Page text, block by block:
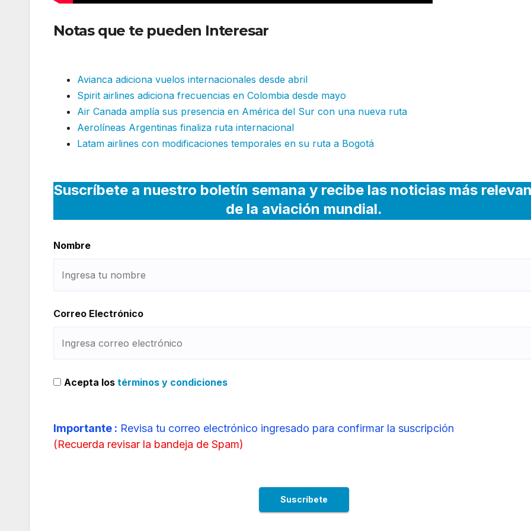
Notas que te pueden Interesar
Avianca adiciona vuelos internacionales desde abril
Spirit airlines adiciona frecuencias en Colombia desde mayo
Air Canada amplía sus presencia en América del Sur con una nueva ruta
Aerolíneas Argentinas finaliza ruta internacional
Latam airlines con modificaciones temporales en su ruta a Bogotá
Suscríbete a nuestro boletín semana y recibe las noticias más
de la aviación mundial.
Nombre
Correo Electrónico
Acepta los términos y condiciones
Importante : Revisa tu correo electrónico ingresado para confirmar la suscripción
(Recuerda revisar la bandeja de Spam)